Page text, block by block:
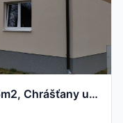
Prostorný, přízemní byt, 2kk 75m2, Chrášťany u Rudné